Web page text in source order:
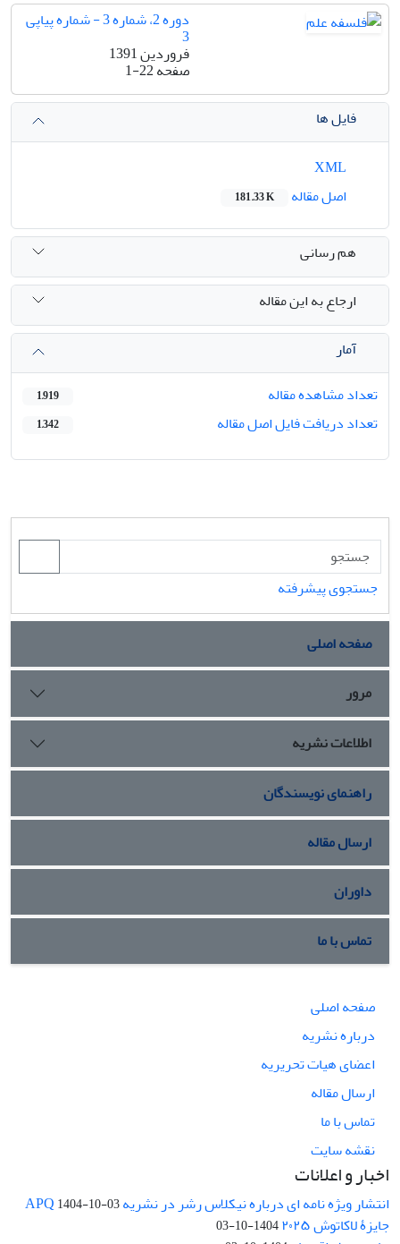
دوره 2، شماره 3 - شماره پیاپی
3
فروردین 1391
صفحه1-22
فایل ها
اصل مقاله
181.33 K
هم رسانی
ارجاع به این مقاله
آمار
تعداد مشاهده مقاله
1,919
تعداد دریافت فایل اصل مقاله 1,342
جستجوی پیشرفته
صفحه اصلی
مرور
اطلاعات نشریه
راهنمای نویسندگان
ارسال مقاله
داوران
تماس با ما
صفحه اصلی
درباره نشریه
اعضای هیات تحریریه
ارسال مقاله
تماس با ما
نقشه سایت
اخبار و اعلانات
انتشار ویژه نامه ای درباره نیکلاس رشر در نشریه APQ1404-10-03
جایزۀ لاکاتوش ۲۰۲۵ 1404-10-03